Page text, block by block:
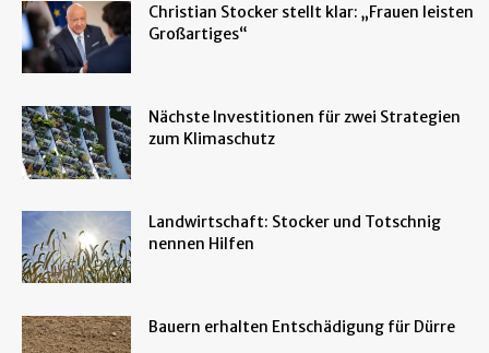
Christian Stocker stellt klar: „Frauen leisten
Großartiges“
Nächste Investitionen für zwei Strategien
zum Klimaschutz
Landwirtschaft: Stocker und Totschnig
nennen Hilfen
Bauern erhalten Entschädigung für Dürre